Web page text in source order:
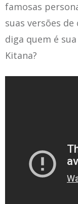
famosas
suas versões
diga quem é
Kitana?